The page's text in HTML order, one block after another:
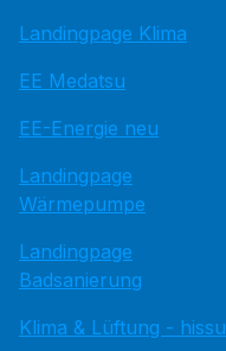
Landingpage Klima
EE Medatsu
EE-Energie neu
Landingpage
Wärmepumpe
Landingpage
Badsanierung
Klima & Lüftung - hissu